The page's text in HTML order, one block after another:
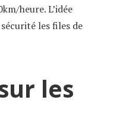
heure. L’idée
les files de
les